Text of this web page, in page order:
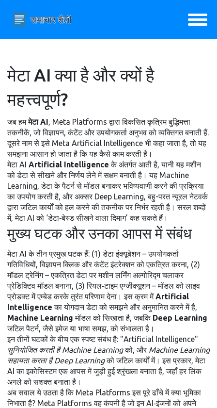
मेटा AI क्या है और क्यों है
महत्त्वपूर्ण?
जब हममेटा AI, Meta Platforms द्वारा विकसित कृत्रिम बुद्धिमत्ता
तकनीकें, जो विज्ञापन, कंटेंट और उपयोगकर्ता अनुभव को व्यक्तिगत बनाती हैं.
दूसरे नाम से इसे Meta Artificial Intelligence भी कहा जाता है, तो यह
समझना आसान हो जाता है कि यह कैसे काम करती है।
मेटा AI Artificial Intelligence के अंतर्गत आती है, यानी यह मशीन
को डेटा से सीखने और निर्णय लेने में सक्षम बनाती है। यह Machine
Learning,डेटा के पैटर्न से मॉडल बनाकर भविष्यवाणी करने की प्रक्रिया
का उपयोग करती है, और अक्सर Deep Learning,बहु-परत न्यूरल नेटवर्क
द्वारा जटिल कार्यों को हल करने की तकनीकपर निर्भर रहती है। सरल शब्दों
में, मेटा AI को ‘डेटा‑बेस्ड सीखने वाला दिमाग’ कह सकते हैं।
मुख्य घटक और उनका आपस में संबंध
मेटा AI के तीन प्रमुख घटक हैं: (1) डेटा इंक्यूबेशन – उपयोगकर्ता
गतिविधियों, विज्ञापन क्लिक और कंटेंट इंटरेक्शन को एकत्रित करना, (2)
मॉडल ट्रेनिंग – एकत्रित डेटा पर मशीन लर्निंग अल्गोरिद्म चलाकर
प्रेडिक्टिव मॉडल बनाना, (3) रियल‑टाइम एग्जीक्यूशन – मॉडल को लाइव
प्रोडक्ट में एम्बेड करके तुरंत परिणाम देना। इस क्रम मेंArtificial
Intelligence का योगदान डेटा को समझने और अनुमानित करने में है,
Machine Learning मॉडल को सिखाता है, जबकि Deep Learning
जटिल पैटर्न, जैसे इमेज या भाषा समझ, को संभालता है।
इन तीनों घटकों के बीच एक स्पष्ट संबंध है: "Artificial Intelligence"
सुनियोजित करती है Machine Learningको, और Machine Learning
सहायता करता है Deep Learningको जटिल कार्यों में। इस प्रकार, मेटा
AI का इकोसिस्टम एक आपस में जुड़ी हुई श्रृंखला बनाता है, जहाँ हर लिंक
अगले को सशक्त बनाता है।
अब सवाल ये उठता है कि Meta Platforms इस पूरे ढाँचे में क्या भूमिका
निभाता है? Meta Platforms वह कंपनी है जो इन AI‑इंजनों को अपने